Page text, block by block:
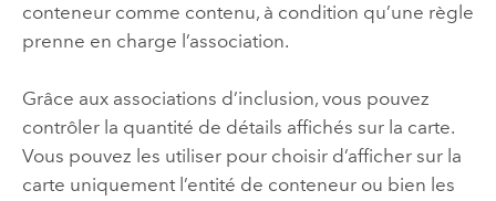
conteneur comme contenu, à condition qu’une règle
prenne en charge l’association.
Grâce aux associations d’inclusion, vous pouvez
contrôler la quantité de détails affichés sur la carte.
Vous pouvez les utiliser pour choisir d’afficher sur la
carte uniquement l’entité de conteneur ou bien les